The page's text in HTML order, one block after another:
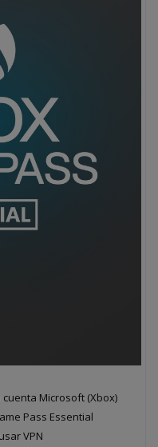
Microsoft (Xbox)
Pass Essential
VPN